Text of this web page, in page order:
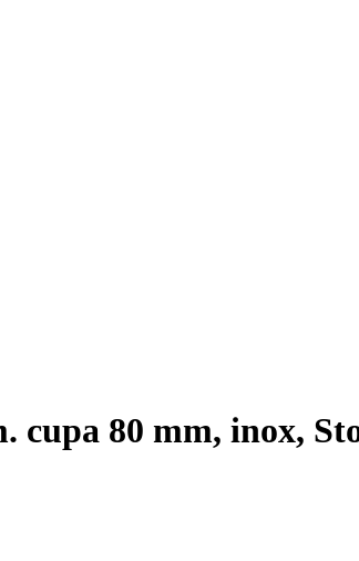
cupa 80 mm, inox,